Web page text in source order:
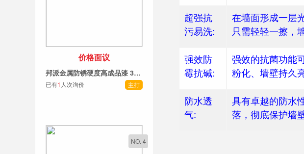
价格面议
邦派金属防锈硬度高成品漆 300S 清漆套装5L修复补漆招商中
已有1 人次询价 主打
NO. 4
强效防
强效的抗菌功能
防水透
具有卓越的防水